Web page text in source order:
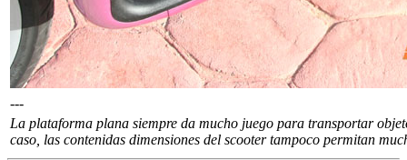
---
La plataforma plana siempre da mucho juego para transportar
caso, las contenidas dimensiones del scooter tampoco permitan